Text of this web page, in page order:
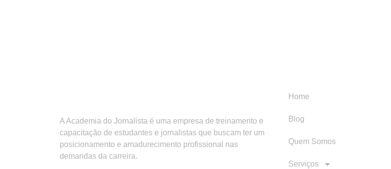
A Academia do Jornalista é uma empresa de treinamento e
capacitação de estudantes e jornalistas que buscam ter um
posicionamento e amadurecimento profissional nas
demandas da carreira.
Home
Blog
Quem Somos
Serviços